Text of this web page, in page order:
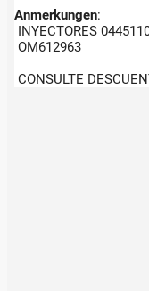
Anmerkungen:
INYECTORES
OM612963
CONSULTE